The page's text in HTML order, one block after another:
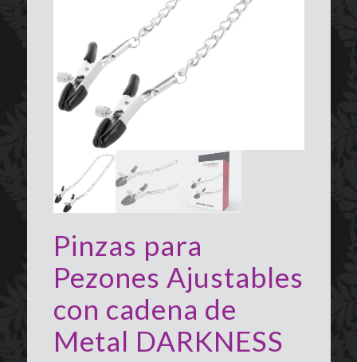
Pinzas para
Pezones Ajustables
con cadena de
Metal DARKNESS